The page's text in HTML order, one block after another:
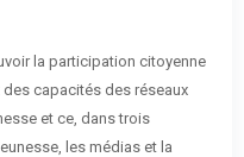
la participation citoyenne
capacités des réseaux
et ce, dans trois
les médias et la